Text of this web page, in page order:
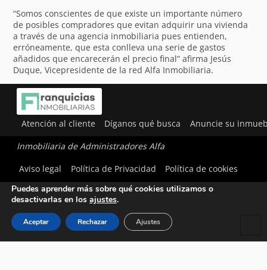
“Somos conscientes de que existe un importante número
de posibles compradores que evitan adquirir una vivienda
a través de una agencia inmobiliaria pues entienden,
erróneamente, que esta conlleva una serie de gastos
añadidos que encarecerán el precio final” afirma Jesús
Duque, Vicepresidente de la red Alfa Inmobiliaria.
Atención al cliente Díganos qué busca Anuncie su
Inmobiliaria de Administradores Alfa
Aviso legal
Política de Privacidad Política de cookies
Utilizamos cookies para ofrecerte la mejor experiencia en
Puedes aprender más sobre qué cookies utilizamos o
desactivarlas en los ajustes.
Aceptar Rechazar Ajustes